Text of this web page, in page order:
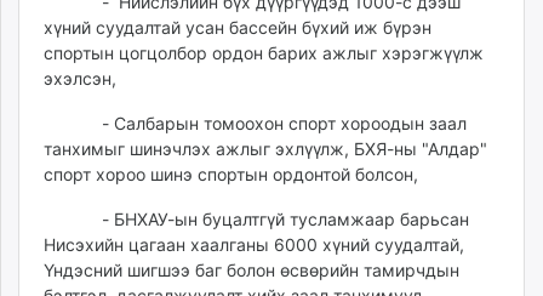
хүний суудалтай усан бассейн бүхий иж бүрэн
спортын цогцолбор ордон барих ажлыг хэрэгжүүлж
эхэлсэн,
- Салбарын томоохон спорт хороодын заал
танхимыг шинэчлэх ажлыг эхлүүлж, БХЯ-ны "Алдар"
спорт хороо шинэ спортын ордонтой болсон,
- БНХАУ-ын буцалтгүй тусламжаар барьсан
Нисэхийн цагаан хаалганы 6000 хүний суудалтай,
Үндэсний шигшээ баг болон өсвөрийн тамирчдын